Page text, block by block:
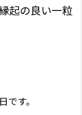
起の良い一粒
す。